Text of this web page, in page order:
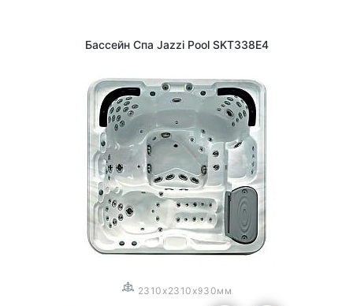
Бассейн Спа Jazzi Pool SKT338E4
2310x2310x930мм